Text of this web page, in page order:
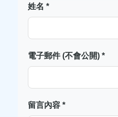
姓名 *
電子郵件 (不會公開) *
留言內容 *